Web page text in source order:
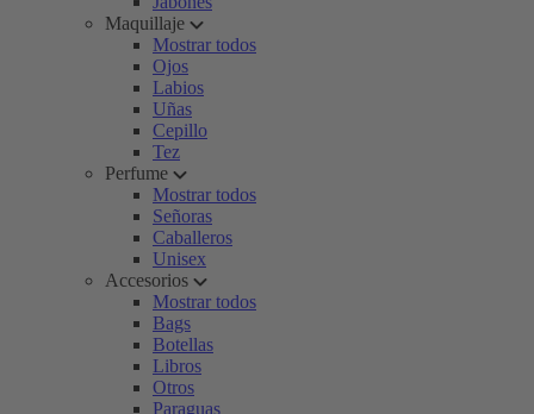
Maquillaje
Mostrar todos
Ojos
Labios
Uñas
Cepillo
Tez
Perfume
Mostrar todos
Señoras
Caballeros
Unisex
Accesorios
Mostrar todos
Bags
Botellas
Libros
Otros
Paraguas